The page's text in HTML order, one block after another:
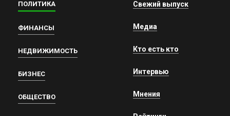
ПОЛИТИКА
ФИНАНСЫ
НЕДВИЖИМОСТЬ
БИЗНЕС
ОБЩЕСТВО
Свежий выпуск
Медиа
Кто есть кто
Интервью
Мнения